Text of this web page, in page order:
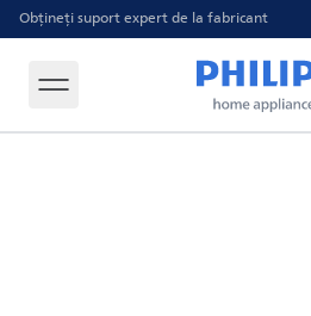
Obțineți suport expert de la fabricant